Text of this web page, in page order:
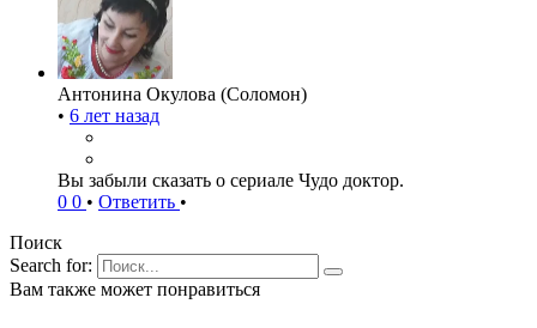
Антонина Окулова (Соломон)
• 6 лет назад
Вы забыли сказать о сериале Чудо доктор.
0 0 • Ответить •
Поиск
Search for:
Вам также может понравиться